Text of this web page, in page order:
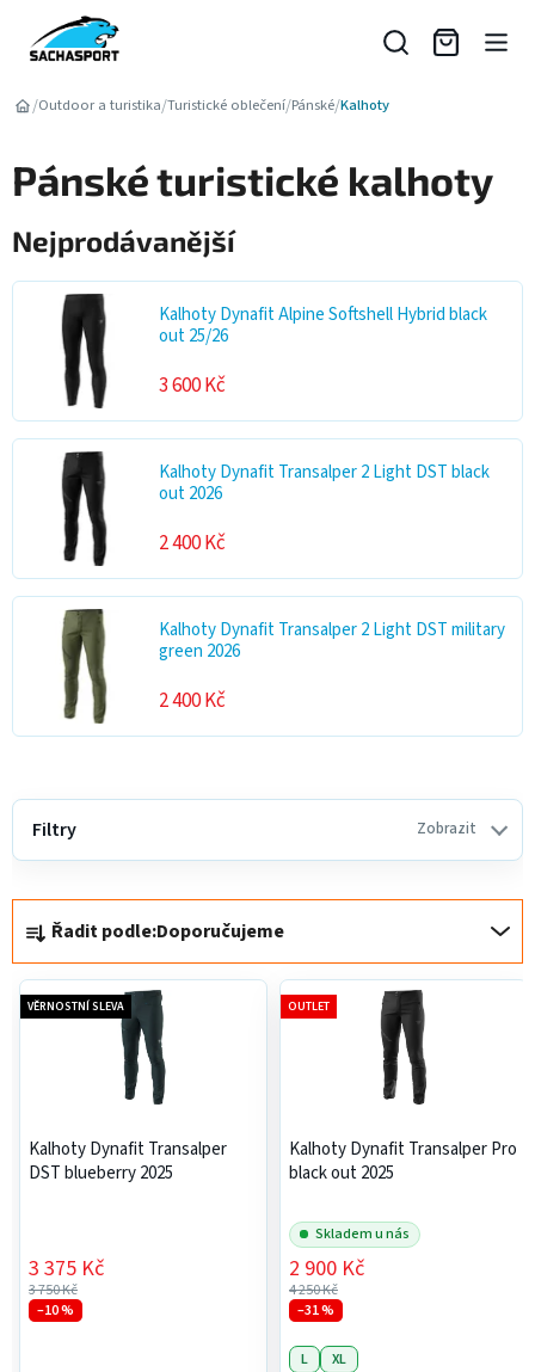
obsah
/Outdoor a turistika/Turistické oblečení/Pánské/Kalhoty
Pánské turistické kalhoty
Nejprodávanější
Kalhoty Dynafit Alpine Softshell Hybrid black
out 25/26
3 600 Kč
Kalhoty Dynafit Transalper 2 Light DST black
out 2026
2 400 Kč
Kalhoty Dynafit Transalper 2 Light DST military
green 2026
2 400 Kč
a
z
e
Řadit podle:Doporučujeme
Filtry Zobrazit
V
p
p
r
Kalhoty Dynafit Transalper
DST blueberry 2025
3 750 Kč
3 375 Kč
–10 %
VĚRNOSTNÍ SLEVA
Kalhoty Dynafit Transalper Pro
black out 2025
Skladem u nás
4 250 Kč
2 900 Kč
–31 %
OUTLET
L XL